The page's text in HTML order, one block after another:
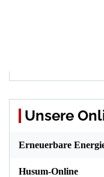
Unsere
Erneuerbare
Husum-Online